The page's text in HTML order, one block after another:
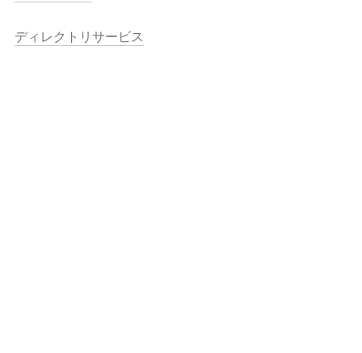
ディレクトリサービス